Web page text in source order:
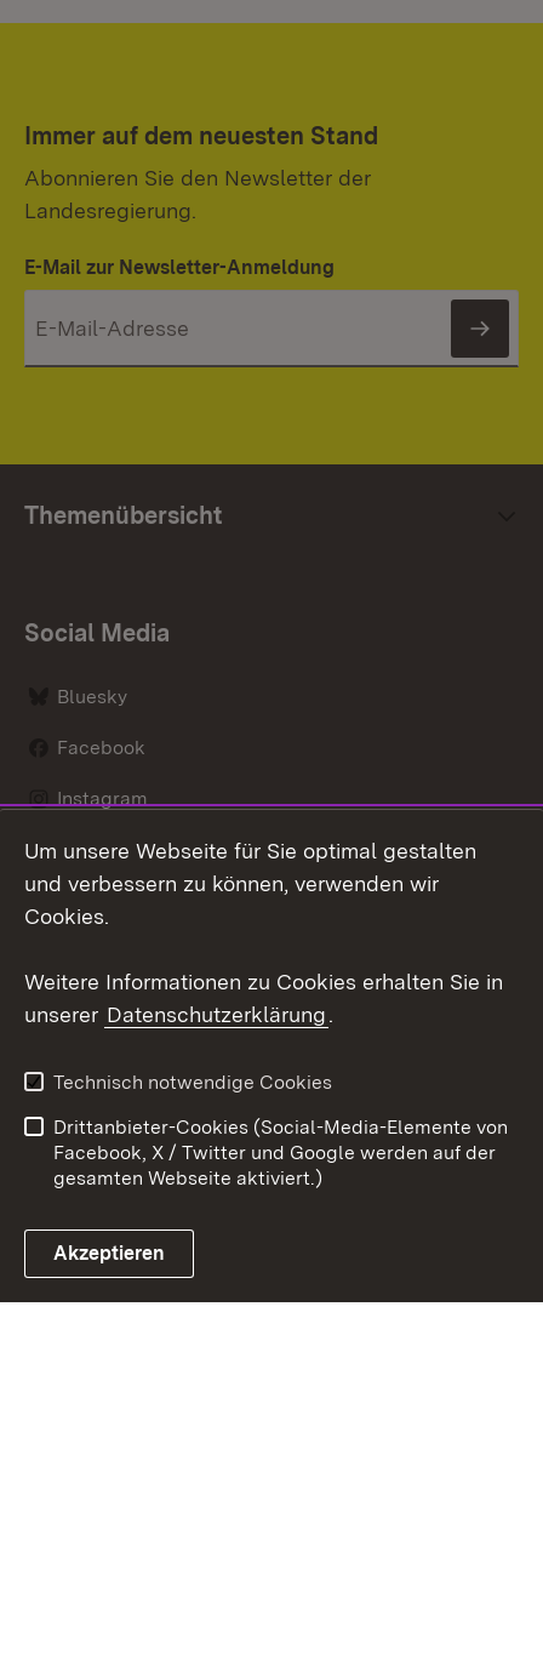
Immer auf dem neuesten Stand
Abonnieren Sie den Newsletter der
Landesregierung.
E-Mail zur Newsletter-Anmeldung
Themenübersicht
Social Media
Bluesky
Facebook
Instagram
LinkedIn
Link zum Landesportal
Datenschutz
Barrierefreiheit
Impressum
Cookies
Um unsere Webseite für Sie optimal gestalten
und verbessern zu können, verwenden wir
Cookies.
Weitere Informationen zu Cookies erhalten Sie in
unserer Datenschutzerklärung.
Technisch notwendige Cookies
Drittanbieter-Cookies (Social-Media-Elemente von
Facebook, X / Twitter und Google werden auf der
gesamten Webseite aktiviert.)
Akzeptieren